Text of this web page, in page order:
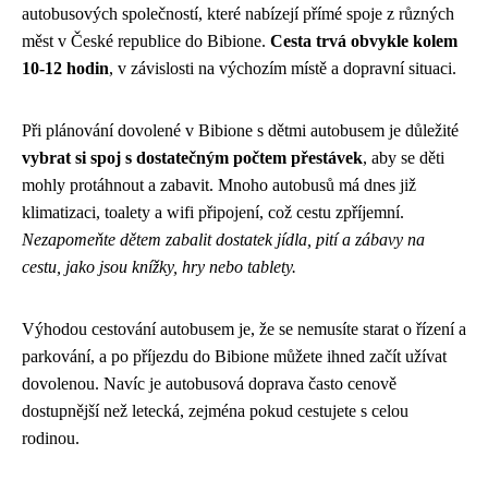
autobusových společností, které nabízejí přímé spoje z různých
měst v České republice do Bibione. Cesta trvá obvykle kolem
10-12 hodin, v závislosti na výchozím místě a dopravní situaci.
Při plánování dovolené v Bibione s dětmi autobusem je důležité
vybrat si spoj s dostatečným počtem přestávek, aby se děti
mohly protáhnout a zabavit. Mnoho autobusů má dnes již
klimatizaci, toalety a wifi připojení, což cestu zpříjemní.
Nezapomeňte dětem zabalit dostatek jídla, pití a zábavy na
cestu, jako jsou knížky, hry nebo tablety.
Výhodou cestování autobusem je, že se nemusíte starat o řízení a
parkování, a po příjezdu do Bibione můžete ihned začít užívat
dovolenou. Navíc je autobusová doprava často cenově
dostupnější než letecká, zejména pokud cestujete s celou
rodinou.